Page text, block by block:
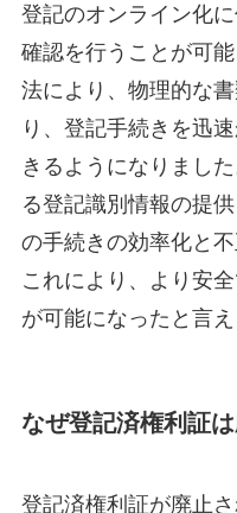
登記のオンライン化
確認を行うことが可
法により、物理的な
り、登記手続きを迅
きるようになりまし
る登記識別情報の提
の手続きの効率化と
これにより、より安
が可能になったと言え
なぜ登記済権利証
登記済権利証が廃止